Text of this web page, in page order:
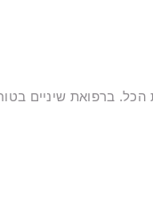
הכל. ברפואת שיניים